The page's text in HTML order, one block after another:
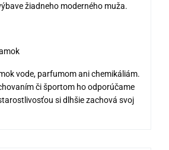
žiadneho moderného muža.
vode, parfumom ani chemikáliám.
či športom ho odporúčame
si dlhšie zachová svoj